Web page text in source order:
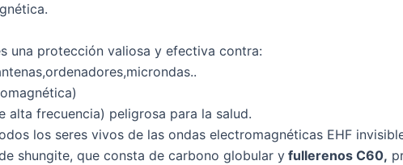
una protección valiosa y efectiva contra:
alta frecuencia) peligrosa para la salud.
los seres vivos de las ondas electromagnéticas EHF
shungite, que consta de carbono globular y fullerenos C60,